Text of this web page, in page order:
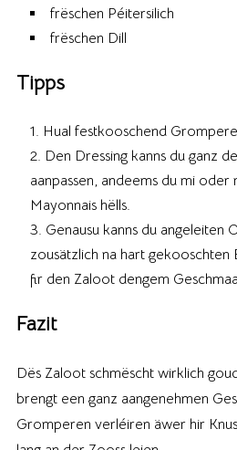
frëschen Péitersilich
frëschen Dill
Tipps
Hual festkooschend
Den Dressing kanns du ganz
aanpassen, andeems du mi
Mayonnais hëlls.
Genausu kanns du angeleiten
zousätzlich na hart
fir den Zaloot dengem
Fazit
Dës Zaloot schmëscht wirklich
brengt een ganz aangenehmen
Gromperen verléiren äwer hir